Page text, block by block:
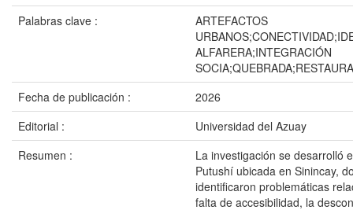
Palabras clave :
ARTEFACTOS
ALFARERA;INTEGRACIÓN
Fecha de publicación :
2026
Editorial :
Universidad del Azuay
Resumen :
La investigación se desarrolló
Putushí ubicada en Sinincay,
identificaron problemáticas
falta de accesibilidad, la